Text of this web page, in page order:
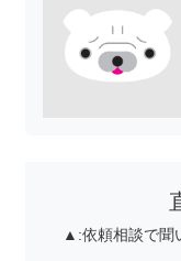
▲:依頼相談で聞